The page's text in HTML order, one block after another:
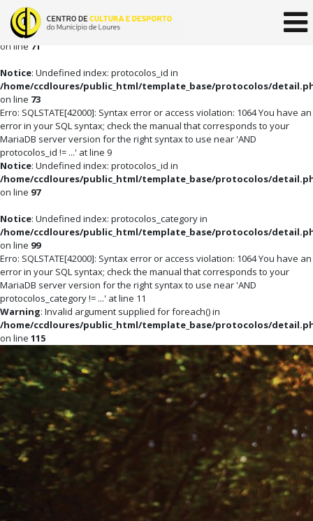
Notice : Undefined index: protocolos_category in
/home/ccdloures/public_html/template_base/protocolos/
on line 71
Notice: Undefined index: protocolos_id in
/home/ccdloures/public_html/template_base/protocolos/
on line 73
Erro: SQLSTATE[42000]: Syntax error or access violation: 1064 You have an
error in your SQL syntax; check the manual that corresponds to your
MariaDB server version for the right syntax to use near 'AND
protocolos_id != ...' at line 9
Notice: Undefined index: protocolos_id in
/home/ccdloures/public_html/template_base/protocolos/
on line 97
Notice: Undefined index: protocolos_category in
/home/ccdloures/public_html/template_base/protocolos/
on line 99
Erro: SQLSTATE[42000]: Syntax error or access violation: 1064 You have an
error in your SQL syntax; check the manual that corresponds to your
MariaDB server version for the right syntax to use near 'AND
protocolos_category != ...' at line 11
Warning: Invalid argument supplied for foreach() in
/home/ccdloures/public_html/template_base/protocolos/
on line 115